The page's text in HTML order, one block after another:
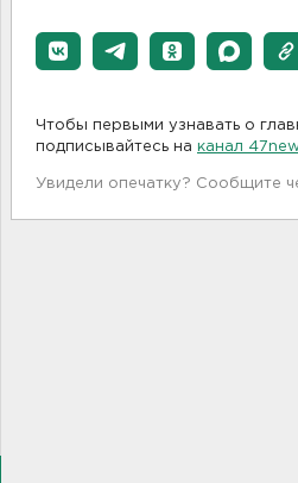
Чтобы первыми узнавать о
подписывайтесь на канал
Увидели опечатку? Сообщите